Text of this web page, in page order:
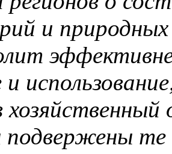
и природных
и
те